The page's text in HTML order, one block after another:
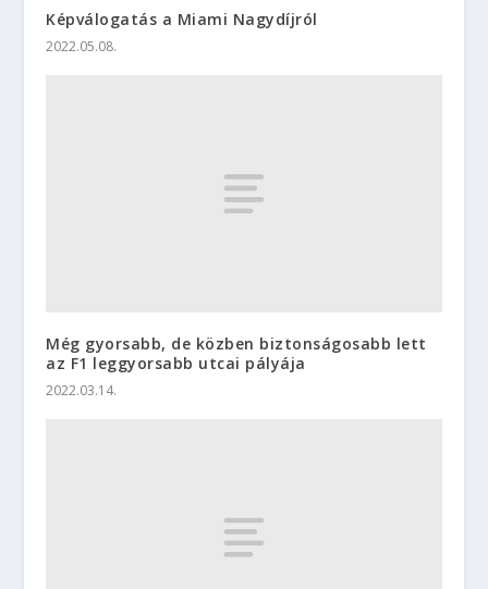
Képválogatás a Miami Nagydíjról
2022.05.08.
Még gyorsabb, de közben biztonságosabb lett
az F1 leggyorsabb utcai pályája
2022.03.14.